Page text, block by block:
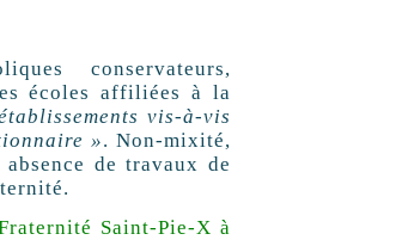
conservateurs,
écoles affiliées à la
vis-à-vis
». Non-mixité,
de travaux de
Saint-Pie-X à